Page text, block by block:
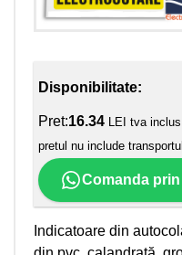
Disponibilitate:
Pret:16.34 LEI tva
pretul nu include
Comanda
Indicatoare din